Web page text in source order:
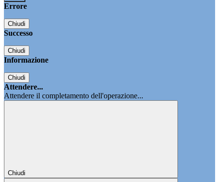
Errore
Chiudi
Successo
Chiudi
Informazione
Chiudi
Attendere...
Attendere il completamento dell'operazione...
Chiudi